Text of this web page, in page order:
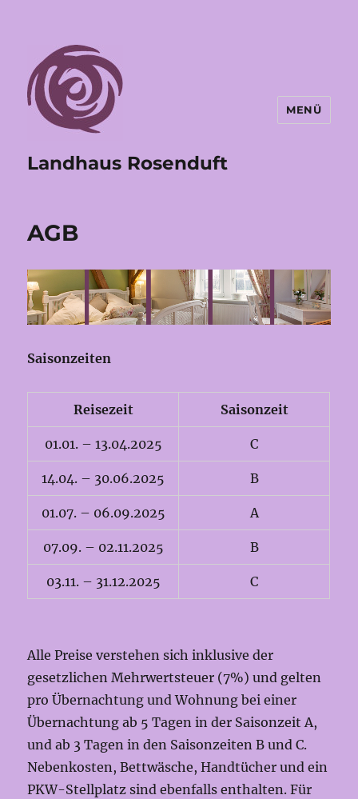
Landhaus Rosenduft
MENÜ
AGB
Saisonzeiten
Reisezeit Saisonzeit
01.01. – 13.04.2025 C
14.04. – 30.06.2025 B
01.07. – 06.09.2025 A
07.09. – 02.11.2025 B
03.11. – 31.12.2025 C
Alle Preise verstehen sich inklusive der
gesetzlichen Mehrwertsteuer (7%) und gelten
pro Übernachtung und Wohnung bei einer
Übernachtung ab 5 Tagen in der Saisonzeit A,
und ab 3 Tagen in den Saisonzeiten B und C.
Nebenkosten, Bettwäsche, Handtücher und ein
PKW-Stellplatz sind ebenfalls enthalten. Für